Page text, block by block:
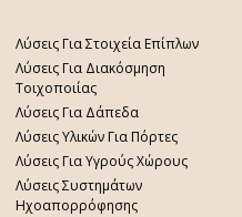
Λύσεις Για Στοιχεία Επίπλων
Λύσεις Για Διακόσμηση
Τοιχοποιίας
Λύσεις Για Δάπεδα
Λύσεις Υλικών Για Πόρτες
Λύσεις Για Υγρούς Χώρους
Λύσεις Συστημάτων
Ηχοαπορρόφησης